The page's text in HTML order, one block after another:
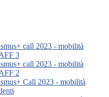
call 2023 - mobilità
3
call 2023 - mobilità
2
Call 2023 - mobilità